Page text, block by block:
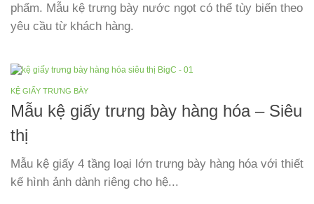
phẩm. Mẫu kệ trưng bày nước ngọt có thể tùy biến theo
yêu cầu từ khách hàng.
KỆ GIẤY TRƯNG BÀY
Mẫu kệ giấy trưng bày hàng hóa – Siêu
thị
Mẫu kệ giấy 4 tầng loại lớn trưng bày hàng hóa với thiết
kế hình ảnh dành riêng cho hệ...